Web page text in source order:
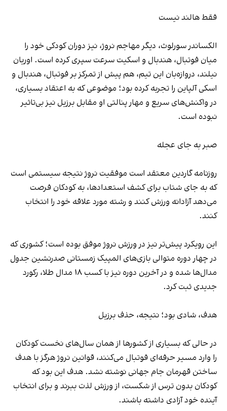
فقط هالند نیست
الکساندر سورلوث، دیگر مهاجم نروژ، نیز دوران کودکی خود را
میان فوتبال، هندبال و اسکیت سرعت سپری کرده است. اوریان
نیلند، دروازه‌بان این تیم، هم پیش از تمرکز بر فوتبال، هندبال و
اسکی آلپاین را تجربه کرده بود؛ موضوعی که به اعتقاد بسیاری،
در واکنش‌های سریع و مهار پنالتی او مقابل برزیل نیز بی‌تاثیر
نبوده است.
صبر به جای عجله
روزنامه گاردین معتقد است موفقیت نروژ نتیجه سیستمی است
که به جای شتاب برای کشف استعدادها، به کودکان فرصت
می‌دهد آزادانه ورزش کنند و رشته مورد علاقه خود را انتخاب
کنند.
این رویکرد پیش‌تر نیز در ورزش نروژ موفق بوده است؛ کشوری که
در چهار دوره متوالی بازی‌های المپیک زمستانی صدرنشین جدول
مدال‌ها شده و در آخرین دوره نیز با کسب ۱۸ مدال طلا، رکورد
جدیدی ثبت کرد.
هدف، شادی بود؛ نتیجه، حذف برزیل
در حالی که بسیاری از کشورها از همان سال‌های نخست کودکان
را وارد مسیر حرفه‌ای فوتبال می‌کنند، قوانین نروژ هرگز با هدف
ساختن قهرمان جام جهانی نوشته نشد. هدف این بود که
کودکان بدون ترس از شکست، از ورزش لذت ببرند و برای انتخاب
آینده خود آزادی داشته باشند.